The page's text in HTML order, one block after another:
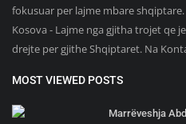
fokusuar per lajme mbare
Kosova - Lajme nga gjitha trojet qe
drejte per gjithe Shqiptaret. Na
MOST VIEWED POSTS
Marrëveshja